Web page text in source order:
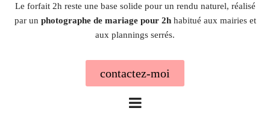
Le forfait 2h reste une base solide pour un rendu naturel, réalisé
par un photographe de mariage pour 2hhabitué aux mairies et
aux plannings serrés.
contactez-moi